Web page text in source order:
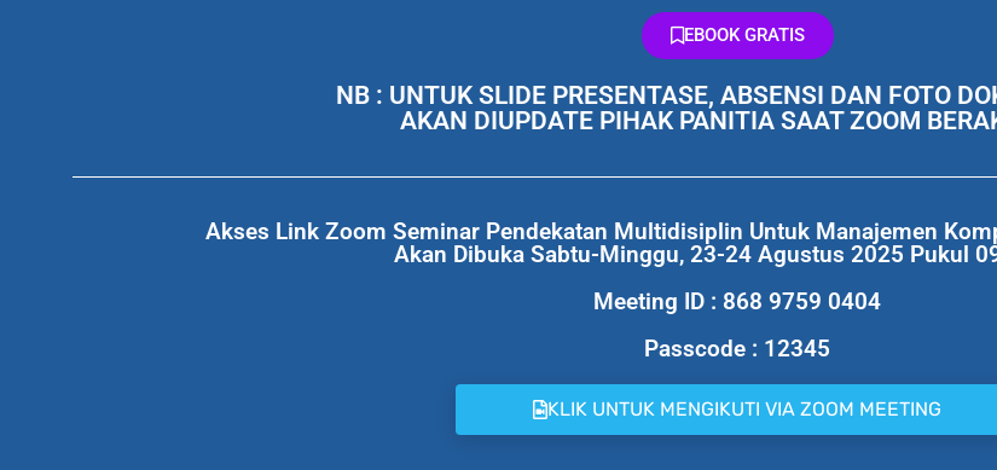
EBOOK GRATIS
NB : UNTUK SLIDE PRESENTASE, ABSENSI DAN FOTO
AKAN DIUPDATE PIHAK PANITIA SAAT ZOOM
Akses Link Zoom Seminar Pendekatan Multidisiplin Untuk Manajemen
Akan Dibuka Sabtu-Minggu, 23-24 Agustus 2025 Pukul
Meeting ID : 868 9759 0404
Passcode : 12345
KLIK UNTUK MENGIKUTI VIA ZOOM MEETING